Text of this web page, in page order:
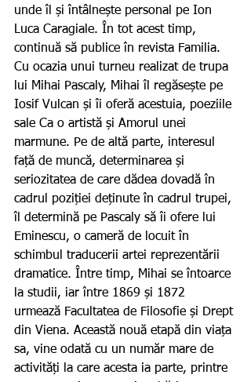
unde îl și întâlnește personal pe Ion
Luca Caragiale. În tot acest timp,
continuă să publice în revista Familia.
Cu ocazia unui turneu realizat de trupa
lui Mihai Pascaly, Mihai îl regăsește pe
Iosif Vulcan și îi oferă acestuia, poeziile
sale Ca o artistă și Amorul unei
marmune. Pe de altă parte, interesul
față de muncă, determinarea și
seriozitatea de care dădea dovadă în
cadrul poziției deținute în cadrul trupei,
îl determină pe Pascaly să îi ofere lui
Eminescu, o cameră de locuit în
schimbul traducerii artei reprezentării
dramatice. Între timp, Mihai se întoarce
la studii, iar între 1869 și 1872
urmează Facultatea de Filosofie și Drept
din Viena. Această nouă etapă din viața
sa, vine odată cu un număr mare de
activități la care acesta ia parte, printre